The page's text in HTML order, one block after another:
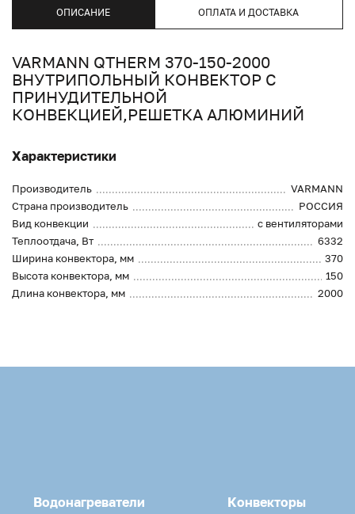
ОПИСАНИЕ ОПЛАТА И ДОСТАВКА
VARMANN QTHERM 370-150-2000
ВНУТРИПОЛЬНЫЙ КОНВЕКТОР С
ПРИНУДИТЕЛЬНОЙ
КОНВЕКЦИЕЙ,РЕШЕТКА АЛЮМИНИЙ
Характеристики
Производитель
VARMANN
Страна производитель
РОССИЯ
Вид конвекции
с вентиляторами
Теплоотдача, Вт
6332
Ширина конвектора, мм
370
Высота конвектора, мм
150
Длина конвектора, мм
2000
Водонагреватели Конвекторы